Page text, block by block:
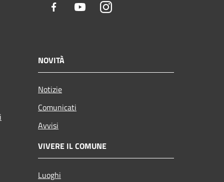
Facebook YoutubeInstagram
NOVITÀ
Notizie
Comunicati
Avvisi
VIVERE IL COMUNE
Luoghi